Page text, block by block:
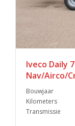
Iveco Daily
Nav/Airco/
Bouwjaar
Kilometers
Transmissie